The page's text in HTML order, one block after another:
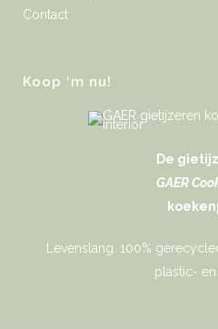
Contact
Koop ‘m nu!
De
GAER
Levenslang. 100%
plastic- en